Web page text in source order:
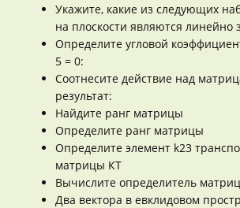
Укажите, какие из следующих
на плоскости являются линейно
Определите угловой
5 = 0:
Соотнесите действие над
результат:
Найдите ранг матрицы
Определите ранг матрицы
Определите элемент k23
матрицы КT
Вычислите определитель
Два вектора в евклидовом